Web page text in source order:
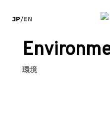
JP/EN
環境